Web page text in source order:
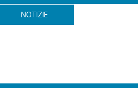
lunga via delel Dolomiti" a San Vito di
Cadore, con il rifacimento della nuova
pavimentazione in asfalto, il ripristino della
NOTIZIE